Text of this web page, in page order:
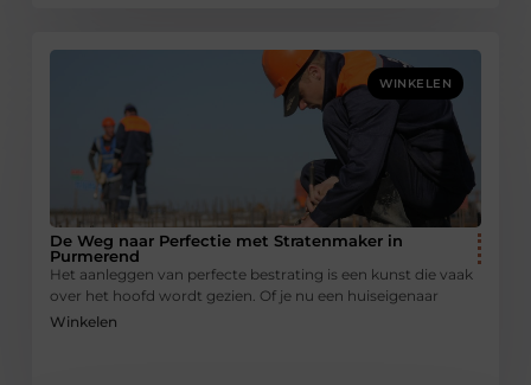
WINKELEN
De Weg naar Perfectie met Stratenmaker in
Purmerend
Het aanleggen van perfecte bestrating is een kunst die vaak
over het hoofd wordt gezien. Of je nu een huiseigenaar
Winkelen